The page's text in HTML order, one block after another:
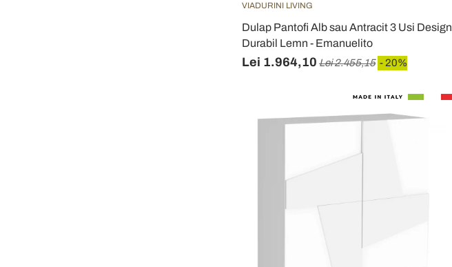
VIADURINI LIVING
Dulap Pantofi Alb sau Antracit 3 Usi Design
Durabil Lemn - Emanuelito
Lei 1.964,10 Lei 2.455,15 - 20%